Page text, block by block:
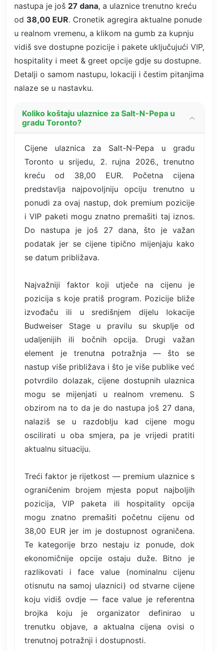
nastupa je još 27 dana, a ulaznice trenutno kreću
od 38,00 EUR. Cronetik agregira aktualne ponude
u realnom vremenu, a klikom na gumb za kupnju
vidiš sve dostupne pozicije i pakete uključujući VIP,
hospitality i meet & greet opcije gdje su dostupne.
Detalji o samom nastupu, lokaciji i čestim pitanjima
nalaze se u nastavku.
Koliko koštaju ulaznice za Salt-N-Pepa u
gradu Toronto?
Cijene ulaznica za Salt-N-Pepa u gradu
Toronto u srijedu, 2. rujna 2026., trenutno
kreću od 38,00 EUR. Početna cijena
predstavlja najpovoljniju opciju trenutno u
ponudi za ovaj nastup, dok premium pozicije
i VIP paketi mogu znatno premašiti taj iznos.
Do nastupa je još 27 dana, što je važan
podatak jer se cijene tipično mijenjaju kako
se datum približava.
Najvažniji faktor koji utječe na cijenu je
pozicija s koje pratiš program. Pozicije bliže
izvođaču ili u središnjem dijelu lokacije
Budweiser Stage u pravilu su skuplje od
udaljenijih ili bočnih opcija. Drugi važan
element je trenutna potražnja — što se
nastup više približava i što je više publike već
potvrdilo dolazak, cijene dostupnih ulaznica
mogu se mijenjati u realnom vremenu. S
obzirom na to da je do nastupa još 27 dana,
nalaziš se u razdoblju kad cijene mogu
oscilirati u oba smjera, pa je vrijedi pratiti
aktualnu situaciju.
Treći faktor je rijetkost — premium ulaznice s
ograničenim brojem mjesta poput najboljih
pozicija, VIP paketa ili hospitality opcija
mogu znatno premašiti početnu cijenu od
38,00 EUR jer im je dostupnost ograničena.
Te kategorije brzo nestaju iz ponude, dok
ekonomičnije opcije ostaju duže. Bitno je
razlikovati i face value (nominalnu cijenu
otisnutu na samoj ulaznici) od stvarne cijene
koju vidiš ovdje — face value je referentna
brojka koju je organizator definirao u
trenutku objave, a aktualna cijena ovisi o
trenutnoj potražnji i dostupnosti.